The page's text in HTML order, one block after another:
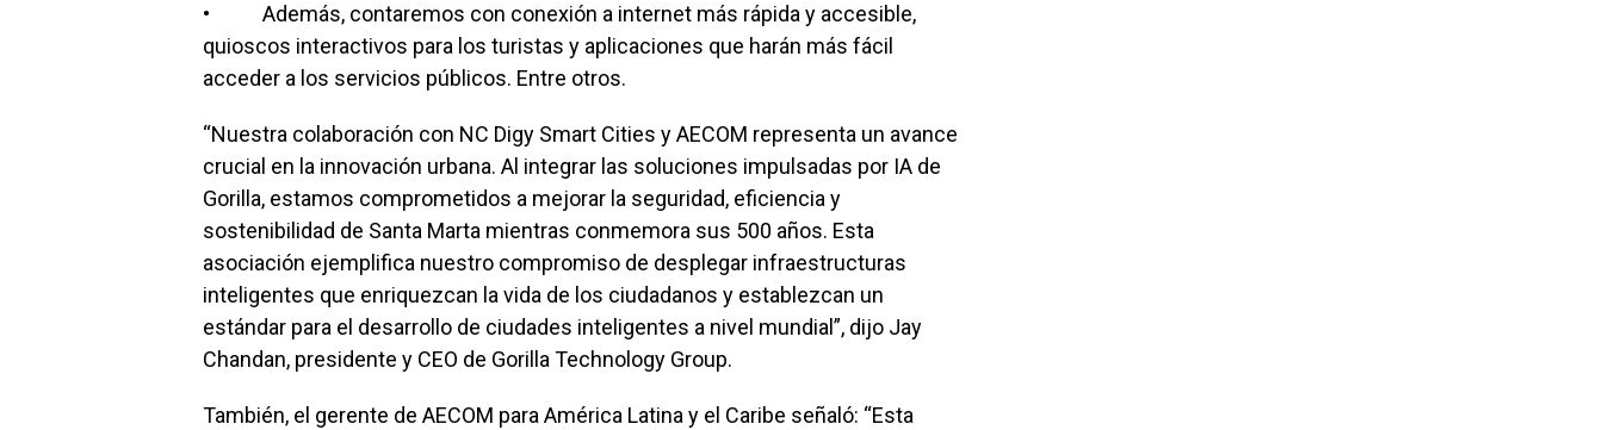
• Además, contaremos con conexión a internet más rápida y accesible,
quioscos interactivos para los turistas y aplicaciones que harán más fácil
acceder a los servicios públicos. Entre otros.
“Nuestra colaboración con NC Digy Smart Cities y AECOM representa un avance
crucial en la innovación urbana. Al integrar las soluciones impulsadas por IA de
Gorilla, estamos comprometidos a mejorar la seguridad, eficiencia y
sostenibilidad de Santa Marta mientras conmemora sus 500 años. Esta
asociación ejemplifica nuestro compromiso de desplegar infraestructuras
inteligentes que enriquezcan la vida de los ciudadanos y establezcan un
estándar para el desarrollo de ciudades inteligentes a nivel mundial”, dijo Jay
Chandan, presidente y CEO de Gorilla Technology Group.
También, el gerente de AECOM para América Latina y el Caribe señaló: “Esta